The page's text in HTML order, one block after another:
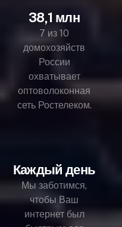
38,1 млн
7 из 10
домохозяйств
России
охватывает
оптоволоконная
сеть Ростелеком.
Каждый день
Мы заботимся,
чтобы Ваш
интернет был